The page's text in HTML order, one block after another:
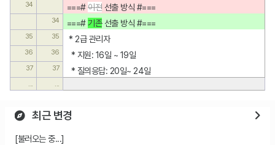
34
===# 이전 선출 방식 #===
34 ===# 기존 선출 방식 #===
35 35 * 2급 관리자
36 36
  * 지원: 16일 ~ 19일
37 37
  * 질의응답: 20일~ 24일
... ...
최근 변경
[불러오는 중...]